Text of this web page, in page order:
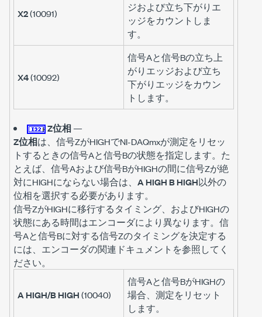
X2(10091)
ジおよび立ち下がりエ
ッジをカウントしま
す。
X4(10092)
信号Aと信号Bの立ち上
がりエッジおよび立ち
下がりエッジをカウン
トします。
Z位相 —
Z位相は、信号ZがHIGHでNI-DAQmxが測定をリセッ
トするときの信号Aと信号Bの状態を指定します。た
とえば、信号Aおよび信号BがHIGHの間に信号Zが絶
対にHIGHにならない場合は、 A HIGH B HIGH以外の
位相を選択する必要があります。
信号ZがHIGHに移行するタイミング、およびHIGHの
状態にある時間はエンコーダにより異なります。信
号Aと信号Bに対する信号Zのタイミングを決定する
には、エンコーダの関連ドキュメントを参照してく
ださい。
A HIGH/B HIGH(10040)
信号Aと信号BがHIGHの
場合、測定をリセット
します。